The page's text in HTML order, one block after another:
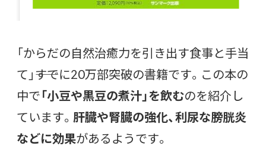
「からだの自然治癒力を引き出す食事と手当
て」――すでに20万部突破の書籍です。この本の
中で「小豆や黒豆の煮汁」を飲むのを紹介し
ています。 肝臓や腎臓の強化、利尿な膀胱炎
などに効果があるようです。